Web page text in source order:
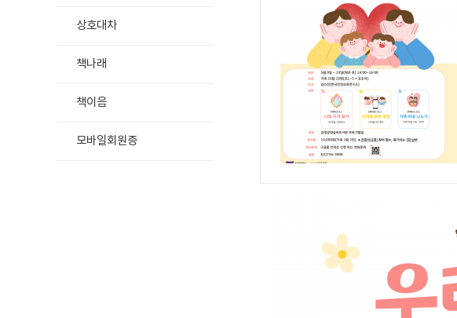
상호대차
책나래
책이음
모바일회원증